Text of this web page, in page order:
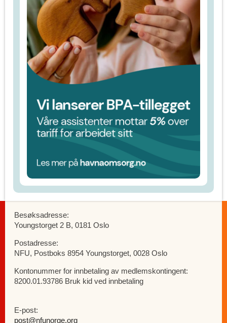
Besøksadresse:
Youngstorget 2 B, 0181 Oslo
Postadresse:
NFU, Postboks 8954 Youngstorget, 0028 Oslo
Kontonummer for innbetaling av medlemskontingent:
8200.01.93786 Bruk kid ved innbetaling
E-post:
post@nfunorge.org